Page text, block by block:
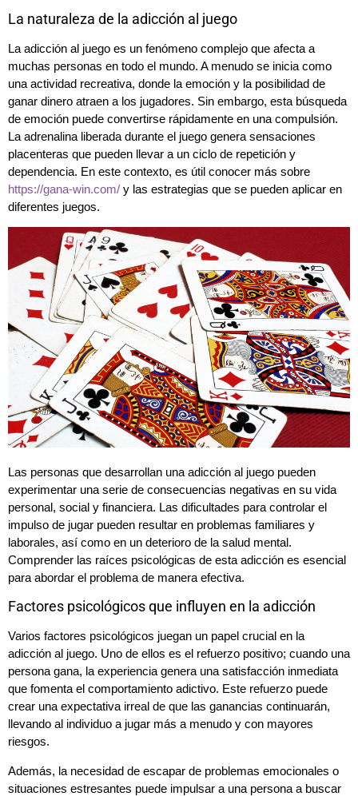
La naturaleza de la adicción al juego
La adicción al juego es un fenómeno complejo que afecta a
muchas personas en todo el mundo. A menudo se inicia como
una actividad recreativa, donde la emoción y la posibilidad de
ganar dinero atraen a los jugadores. Sin embargo, esta búsqueda
de emoción puede convertirse rápidamente en una compulsión.
La adrenalina liberada durante el juego genera sensaciones
placenteras que pueden llevar a un ciclo de repetición y
dependencia. En este contexto, es útil conocer más sobre
https://gana-win.com/ y las estrategias que se pueden aplicar en
diferentes juegos.
Las personas que desarrollan una adicción al juego pueden
experimentar una serie de consecuencias negativas en su vida
personal, social y financiera. Las dificultades para controlar el
impulso de jugar pueden resultar en problemas familiares y
laborales, así como en un deterioro de la salud mental.
Comprender las raíces psicológicas de esta adicción es esencial
para abordar el problema de manera efectiva.
Factores psicológicos que influyen en la adicción
Varios factores psicológicos juegan un papel crucial en la
adicción al juego. Uno de ellos es el refuerzo positivo; cuando una
persona gana, la experiencia genera una satisfacción inmediata
que fomenta el comportamiento adictivo. Este refuerzo puede
crear una expectativa irreal de que las ganancias continuarán,
llevando al individuo a jugar más a menudo y con mayores
riesgos.
Además, la necesidad de escapar de problemas emocionales o
situaciones estresantes puede impulsar a una persona a buscar